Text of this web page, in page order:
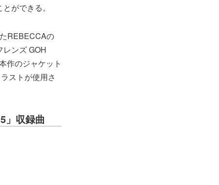
ができる。
REBECCAの
ンズ GOH
作のジャケット
ストが使用さ
」収録曲